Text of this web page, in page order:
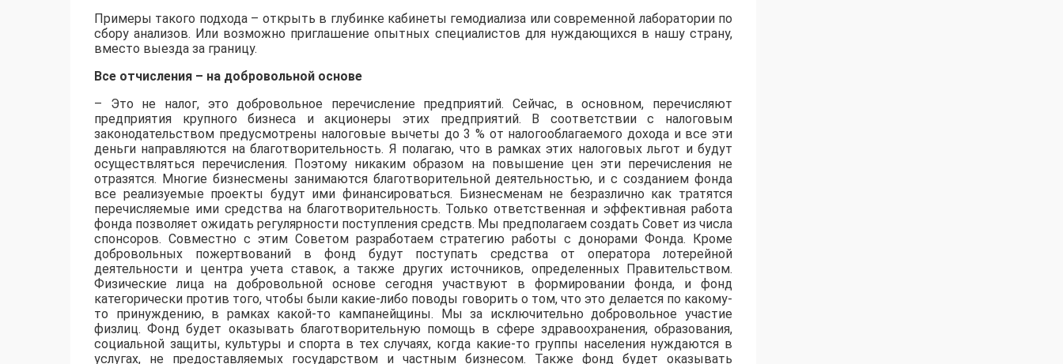
Примеры такого подхода – открыть в глубинке кабинеты гемодиализа или современной лаборатории по
сбору анализов. Или возможно приглашение опытных специалистов для нуждающихся в нашу страну,
вместо выезда за границу.
Все отчисления – на добровольной основе
– Это не налог, это добровольное перечисление предприятий. Сейчас, в основном, перечисляют
предприятия крупного бизнеса и акционеры этих предприятий. В соответствии с налоговым
законодательством предусмотрены налоговые вычеты до 3 % от налогооблагаемого дохода и все эти
деньги направляются на благотворительность. Я полагаю, что в рамках этих налоговых льгот и будут
осуществляться перечисления. Поэтому никаким образом на повышение цен эти перечисления не
отразятся. Многие бизнесмены занимаются благотворительной деятельностью, и с созданием фонда
все реализуемые проекты будут ими финансироваться. Бизнесменам не безразлично как тратятся
перечисляемые ими средства на благотворительность. Только ответственная и эффективная работа
фонда позволяет ожидать регулярности поступления средств. Мы предполагаем создать Совет из числа
спонсоров. Совместно с этим Советом разработаем стратегию работы с донорами Фонда. Кроме
добровольных пожертвований в фонд будут поступать средства от оператора лотерейной
деятельности и центра учета ставок, а также других источников, определенных Правительством.
Физические лица на добровольной основе сегодня участвуют в формировании фонда, и фонд
категорически против того, чтобы были какие-либо поводы говорить о том, что это делается по какому-
то принуждению, в рамках какой-то кампанейщины. Мы за исключительно добровольное участие
физлиц. Фонд будет оказывать благотворительную помощь в сфере здравоохранения, образования,
социальной защиты, культуры и спорта в тех случаях, когда какие-то группы населения нуждаются в
услугах, не предоставляемых государством и частным бизнесом. Также фонд будет оказывать